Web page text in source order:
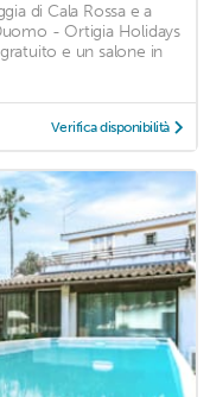
di Cala Rossa e a
- Ortigia Holidays
e un salone in
Verifica disponibilità